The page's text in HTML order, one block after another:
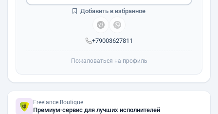
+79003627811
Добавить в избранное
Пожаловаться на профиль
Freelance.Boutique
Премиум-сервис для лучших исполнителей